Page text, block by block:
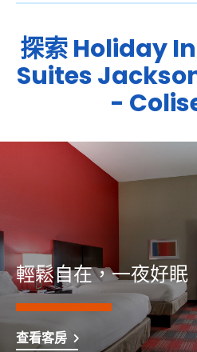
探索Holiday
Suites
-
輕鬆自在，一夜好眠
查看客房